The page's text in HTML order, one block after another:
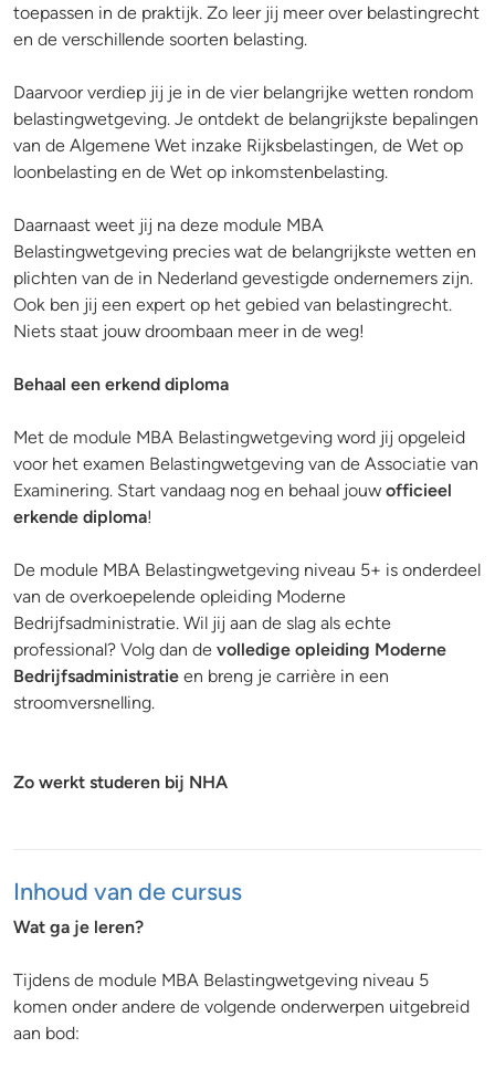
toepassen in de praktijk. Zo leer jij meer over belastingrecht
en de verschillende soorten belasting.
Daarvoor verdiep jij je in de vier belangrijke wetten rondom
belastingwetgeving. Je ontdekt de belangrijkste bepalingen
van de Algemene Wet inzake Rijksbelastingen, de Wet op
loonbelasting en de Wet op inkomstenbelasting.
Daarnaast weet jij na deze module MBA
Belastingwetgeving precies wat de belangrijkste wetten en
plichten van de in Nederland gevestigde ondernemers zijn.
Ook ben jij een expert op het gebied van belastingrecht.
Niets staat jouw droombaan meer in de weg!
Behaal een erkend diploma
Met de module MBA Belastingwetgeving word jij opgeleid
voor het examen Belastingwetgeving van de Associatie van
Examinering. Start vandaag nog en behaal jouw officieel
erkende diploma!
De module MBA Belastingwetgeving niveau 5+ is onderdeel
van de overkoepelende opleiding Moderne
Bedrijfsadministratie. Wil jij aan de slag als echte
professional? Volg dan de volledige opleiding Moderne
Bedrijfsadministratie en breng je carrière in een
stroomversnelling.
Zo werkt studeren bij NHA
Inhoud van de cursus
Wat ga je leren?
Tijdens de module MBA Belastingwetgeving niveau 5
komen onder andere de volgende onderwerpen uitgebreid
aan bod: